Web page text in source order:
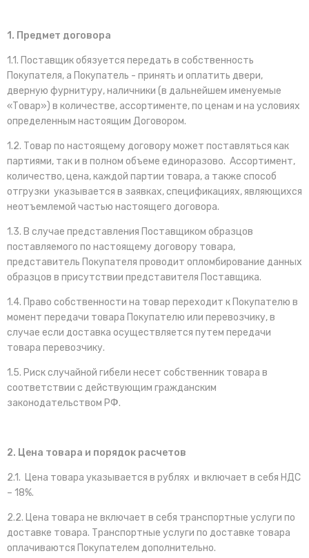
1. Предмет договора
1.1. Поставщик обязуется передать в собственность
Покупателя, а Покупатель - принять и оплатить двери,
дверную фурнитуру, наличники (в дальнейшем именуемые
«Товар») в количестве, ассортименте, по ценам и на условиях
определенным настоящим Договором.
1.2. Товар по настоящему договору может поставляться как
партиями, так и в полном объеме единоразово. Ассортимент,
количество, цена, каждой партии товара, а также способ
отгрузки указывается в заявках, спецификациях, являющихся
неотъемлемой частью настоящего договора.
1.3. В случае представления Поставщиком образцов
поставляемого по настоящему договору товара,
представитель Покупателя проводит опломбирование данных
образцов в присутствии представителя Поставщика.
1.4. Право собственности на товар переходит к Покупателю в
момент передачи товара Покупателю или перевозчику, в
случае если доставка осуществляется путем передачи
товара перевозчику.
1.5. Риск случайной гибели несет собственник товара в
соответствии с действующим гражданским
законодательством РФ.
2. Цена товара и порядок расчетов
2.1. Цена товара указывается в рублях и включает в себя НДС
– 18%.
2.2. Цена товара не включает в себя транспортные услуги по
доставке товара. Транспортные услуги по доставке товара
оплачиваются Покупателем дополнительно.